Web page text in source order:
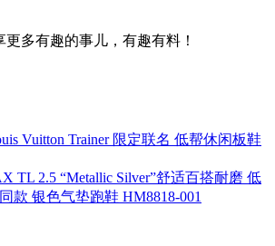
多有趣的事儿，有趣有料！
Vuitton Trainer 限定联名 低帮休闲板鞋
TL 2.5 “Metallic Silver”舒适百搭耐磨 低
款 银色气垫跑鞋 HM8818-001